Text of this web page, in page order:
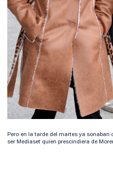
Pero en la tarde del martes ya sonaban
ser Mediaset quien prescindiera de